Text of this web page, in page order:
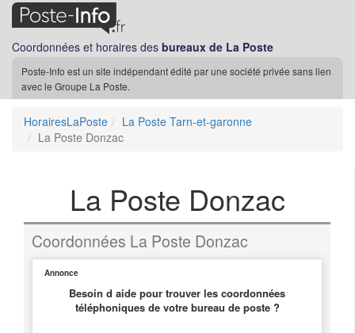
Coordonnées et horaires des bureaux de La Poste
Poste-Info est un site indépendant édité par une société privée sans lien
avec le Groupe La Poste.
HorairesLaPoste
La Poste Tarn-et-garonne
La Poste Donzac
La Poste Donzac
Coordonnées La Poste Donzac
Annonce
Besoin d aide pour trouver les coordonnées
téléphoniques de votre bureau de poste ?